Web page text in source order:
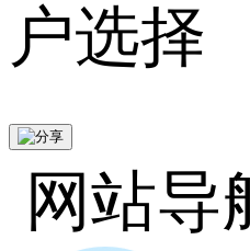
户选择
网站导